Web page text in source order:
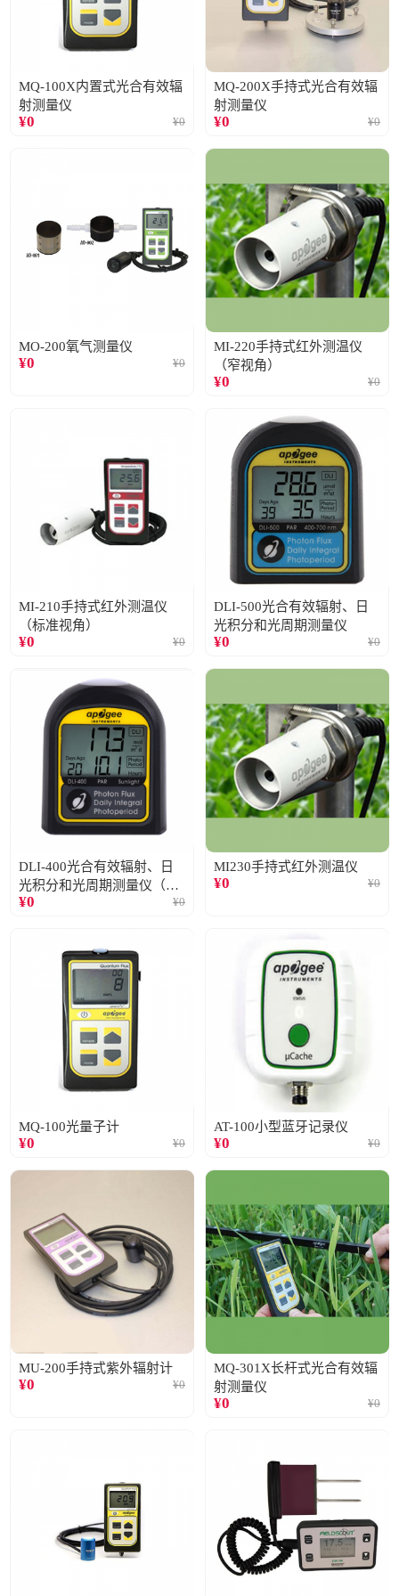
MQ-100X内置式光合有效辐
射测量仪
¥0 ¥0
MQ-200X手持式光合有效辐
射测量仪
¥0 ¥0
MO-200氧气测量仪
¥0 ¥0
MI-220手持式红外测温仪
（窄视角）
¥0 ¥0
MI-210手持式红外测温仪
（标准视角）
¥0 ¥0
DLI-500光合有效辐射、日
光积分和光周期测量仪
¥0 ¥0
DLI-400光合有效辐射、日
光积分和光周期测量仪（仅
阳光）
¥0 ¥0
MI230手持式红外测温仪
¥0 ¥0
MQ-100光量子计
¥0 ¥0
AT-100小型蓝牙记录仪
¥0 ¥0
MU-200手持式紫外辐射计
¥0 ¥0
MQ-301X长杆式光合有效辐
射测量仪
¥0 ¥0